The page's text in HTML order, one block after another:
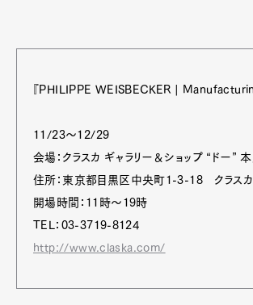
『PHILIPPE WEISBECKER |
11/23～12/29
会場：クラスカ ギャラリー＆ショップ “ドー”
住所：東京都目黒区中央町1-3-18 クラス
開場時間：11時～19時
TEL：03-3719-8124
http://www.claska.com/